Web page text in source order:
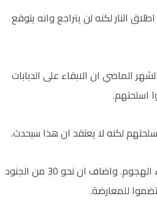
النار لكنه لن يتراجع وانه يتوقع
الماضي ان الابقاء على الدبابات
اسلحتهم.
لكنه لا يعتقد ان هذا سيحدث.
وقال اللبواني في وقت سابق ان شخصا قتل واصيب 50 في الزبداني اثناء الهجوم. واضاف ان نحو 30 من الجنود
للمعارضة.